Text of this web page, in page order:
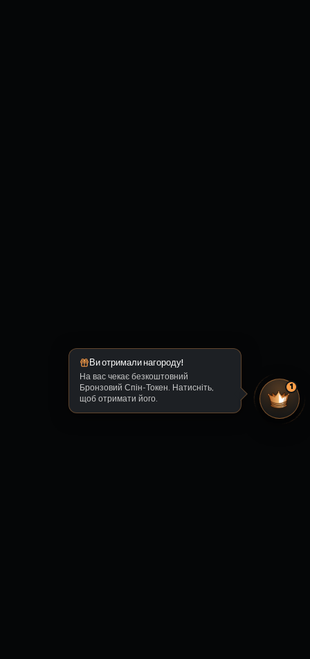
Ви отримали нагороду!
На вас чекає безкоштовний
Бронзовий Спін-Токен. Натисніть,
щоб отримати його.
1